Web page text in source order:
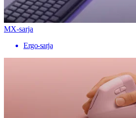
MX-sarja
Ergo-sarja